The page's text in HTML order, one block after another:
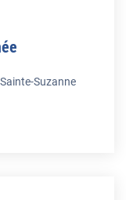
Suzanne